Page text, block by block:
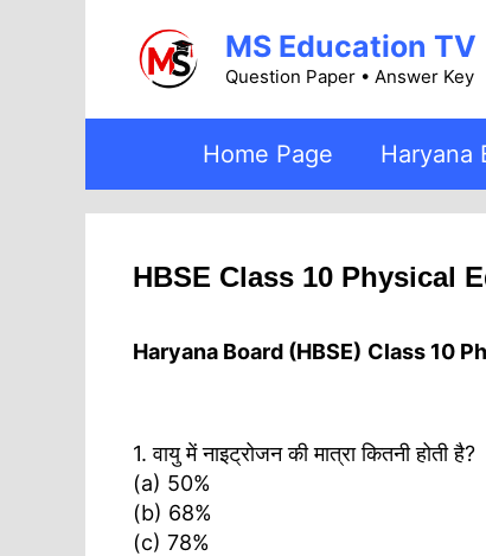
MS Education TV
Question Paper • Answer Key
Home Page Haryana
HBSE Class 10 Physical
Haryana Board (HBSE) Class 10
1. वायु में नाइट्रोजन की मात्रा कितनी होती है?
(a) 50%
(b) 68%
(c) 78%